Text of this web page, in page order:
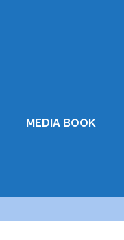
MEDIA BOOK